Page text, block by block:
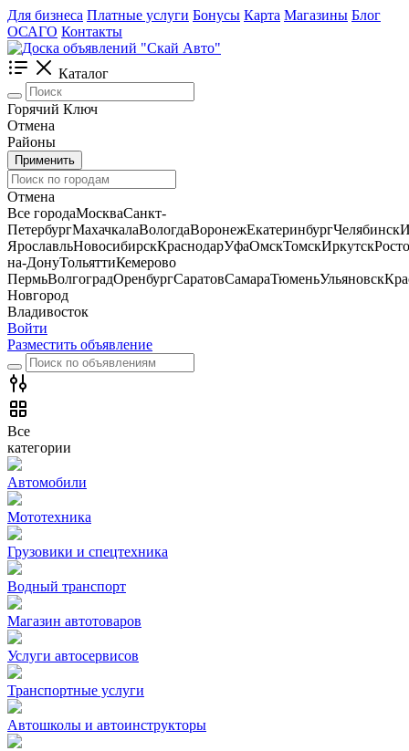
Для бизнеса Платные услуги Бонусы Карта Магазины Блог
ОСАГО Контакты
Каталог
Горячий Ключ
Отмена
Районы
Применить
Отмена
Все городаМоскваСанкт-
ПетербургМахачкалаВологдаВоронежЕкатеринбургЧелябинск
ЯрославльНовосибирскКраснодарУфаОмскТомскИркутск
на-ДонуТольяттиКемерово
ПермьВолгоградОренбургСаратовСамараТюменьУльяновск
Новгород
Владивосток
Войти
Разместить объявление
Все
категории
Автомобили
Мототехника
Грузовики и спецтехника
Водный транспорт
Магазин автотоваров
Услуги автосервисов
Транспортные услуги
Автошколы и автоинструкторы